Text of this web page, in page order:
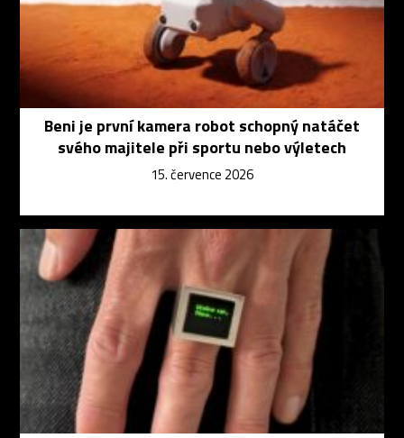
Beni je první kamera robot schopný natáčet
svého majitele při sportu nebo výletech
15. července 2026